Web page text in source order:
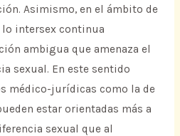
Asimismo, en el ámbito de
lo intersex continua
ambigua que amenaza el
sexual. En este sentido
médico-jurídicas como la de
estar orientadas más a
sexual que al